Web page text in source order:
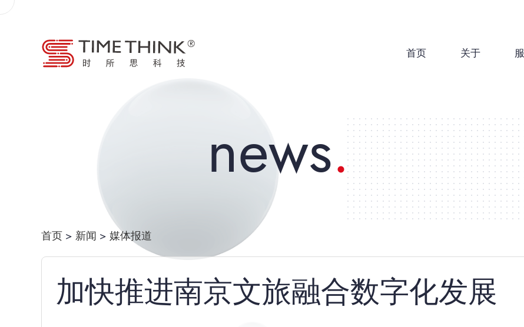
首页 关于
news
首页 > 新闻 > 媒体报道
加快推进南京文旅融合数字化发展